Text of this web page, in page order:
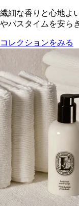
繊細な香りと心地よ
やバスタイムを安ら
コレクションをみる